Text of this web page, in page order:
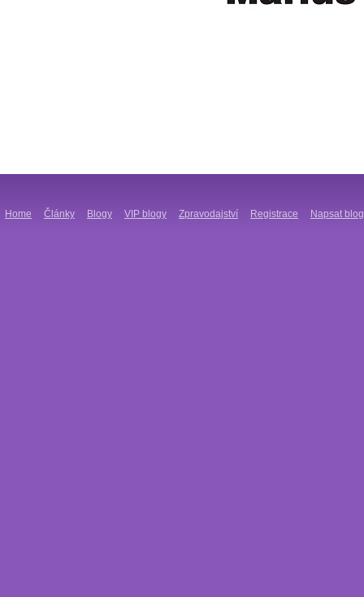
Home Články Blogy VIP blogy Zpravodajství Registrace Napsat blog